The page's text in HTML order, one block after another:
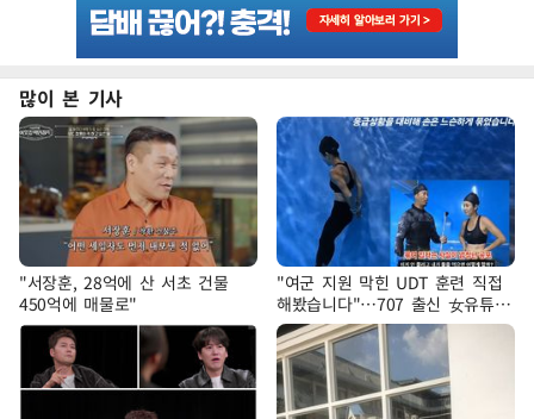
많이 본 기사
"서장훈, 28억에 산 서초 건물
450억에 매물로"
"여군 지원 막힌 UDT 훈련 직접
해봤습니다"…707 출신 女유튜버
'완벽 소화'